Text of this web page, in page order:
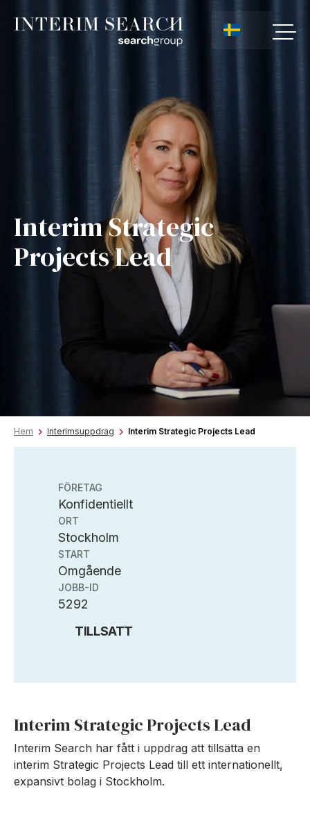
Interim Strategic
Projects Lead
Hem Interimsuppdrag Interim Strategic Projects Lead
FÖRETAG
Konfidentiellt
ORT
Stockholm
START
Omgående
JOBB-ID
5292
TILLSATT
Interim Strategic Projects Lead
Interim Search har fått i uppdrag att tillsätta en
interim Strategic Projects Lead till ett internationellt,
expansivt bolag i Stockholm.